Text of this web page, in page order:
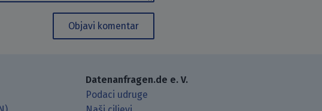
Objavi komentar
Datenanfragen.de e. V.
Podaci udruge